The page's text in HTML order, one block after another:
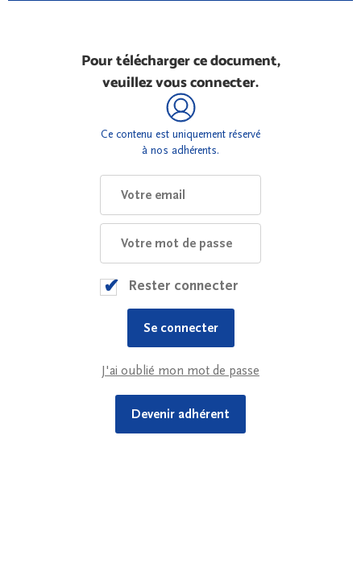
Pour télécharger ce document,
veuillez vous connecter.
Ce contenu est uniquement réservé
à nos adhérents.
Rester connecter
J'ai oublié mon mot de passe
Devenir adhérent